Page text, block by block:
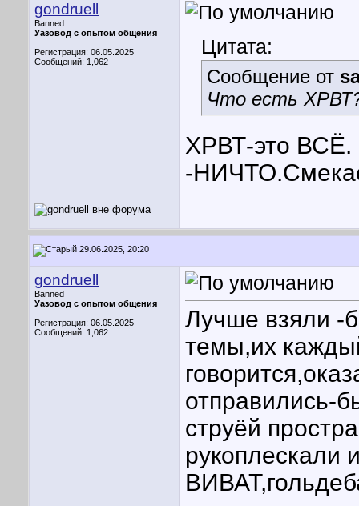
gondruell
Banned
Уазовод с опытом общения
Регистрация: 06.05.2025
Сообщений: 1,062
Цитата:
Сообщение от
Что есть
ХРВТ-это ВСЁ.
-
29.06.2025, 20:20
gondruell
Banned
Уазовод с опытом общения
Регистрация: 06.05.2025
Сообщений: 1,062
Лучше взяли -
темы,их
отправились-
струёй
рукоплескали